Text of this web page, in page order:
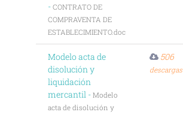
- CONTRATO DE
COMPRAVENTA DE
ESTABLECIMIENTO.doc
Modelo acta de
disolución y
liquidación
mercantil - Modelo
acta de disolución y
506
descargas